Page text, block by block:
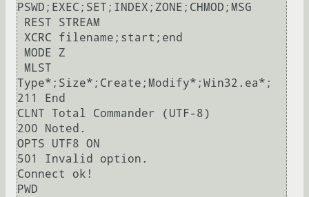
PSWD;EXEC;SET;INDEX;ZONE;CHMOD;MSG
Type*;Size*;Create;Modify*;Win32.ea*;
211 End
CLNT Total Commander (UTF-8)
200 Noted.
OPTS UTF8 ON
501 Invalid option.
Connect ok!
PWD